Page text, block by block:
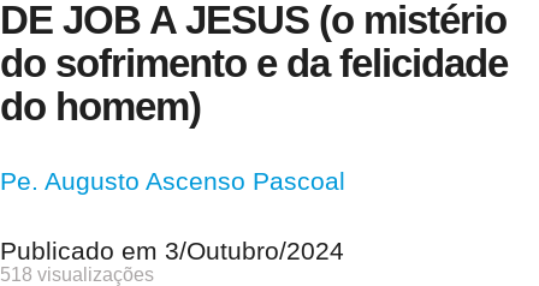
DE JOB A JESUS (o mistério
do sofrimento e da felicidade
do homem)
Pe. Augusto Ascenso Pascoal
Publicado em 3/Outubro/2024
518 visualizações